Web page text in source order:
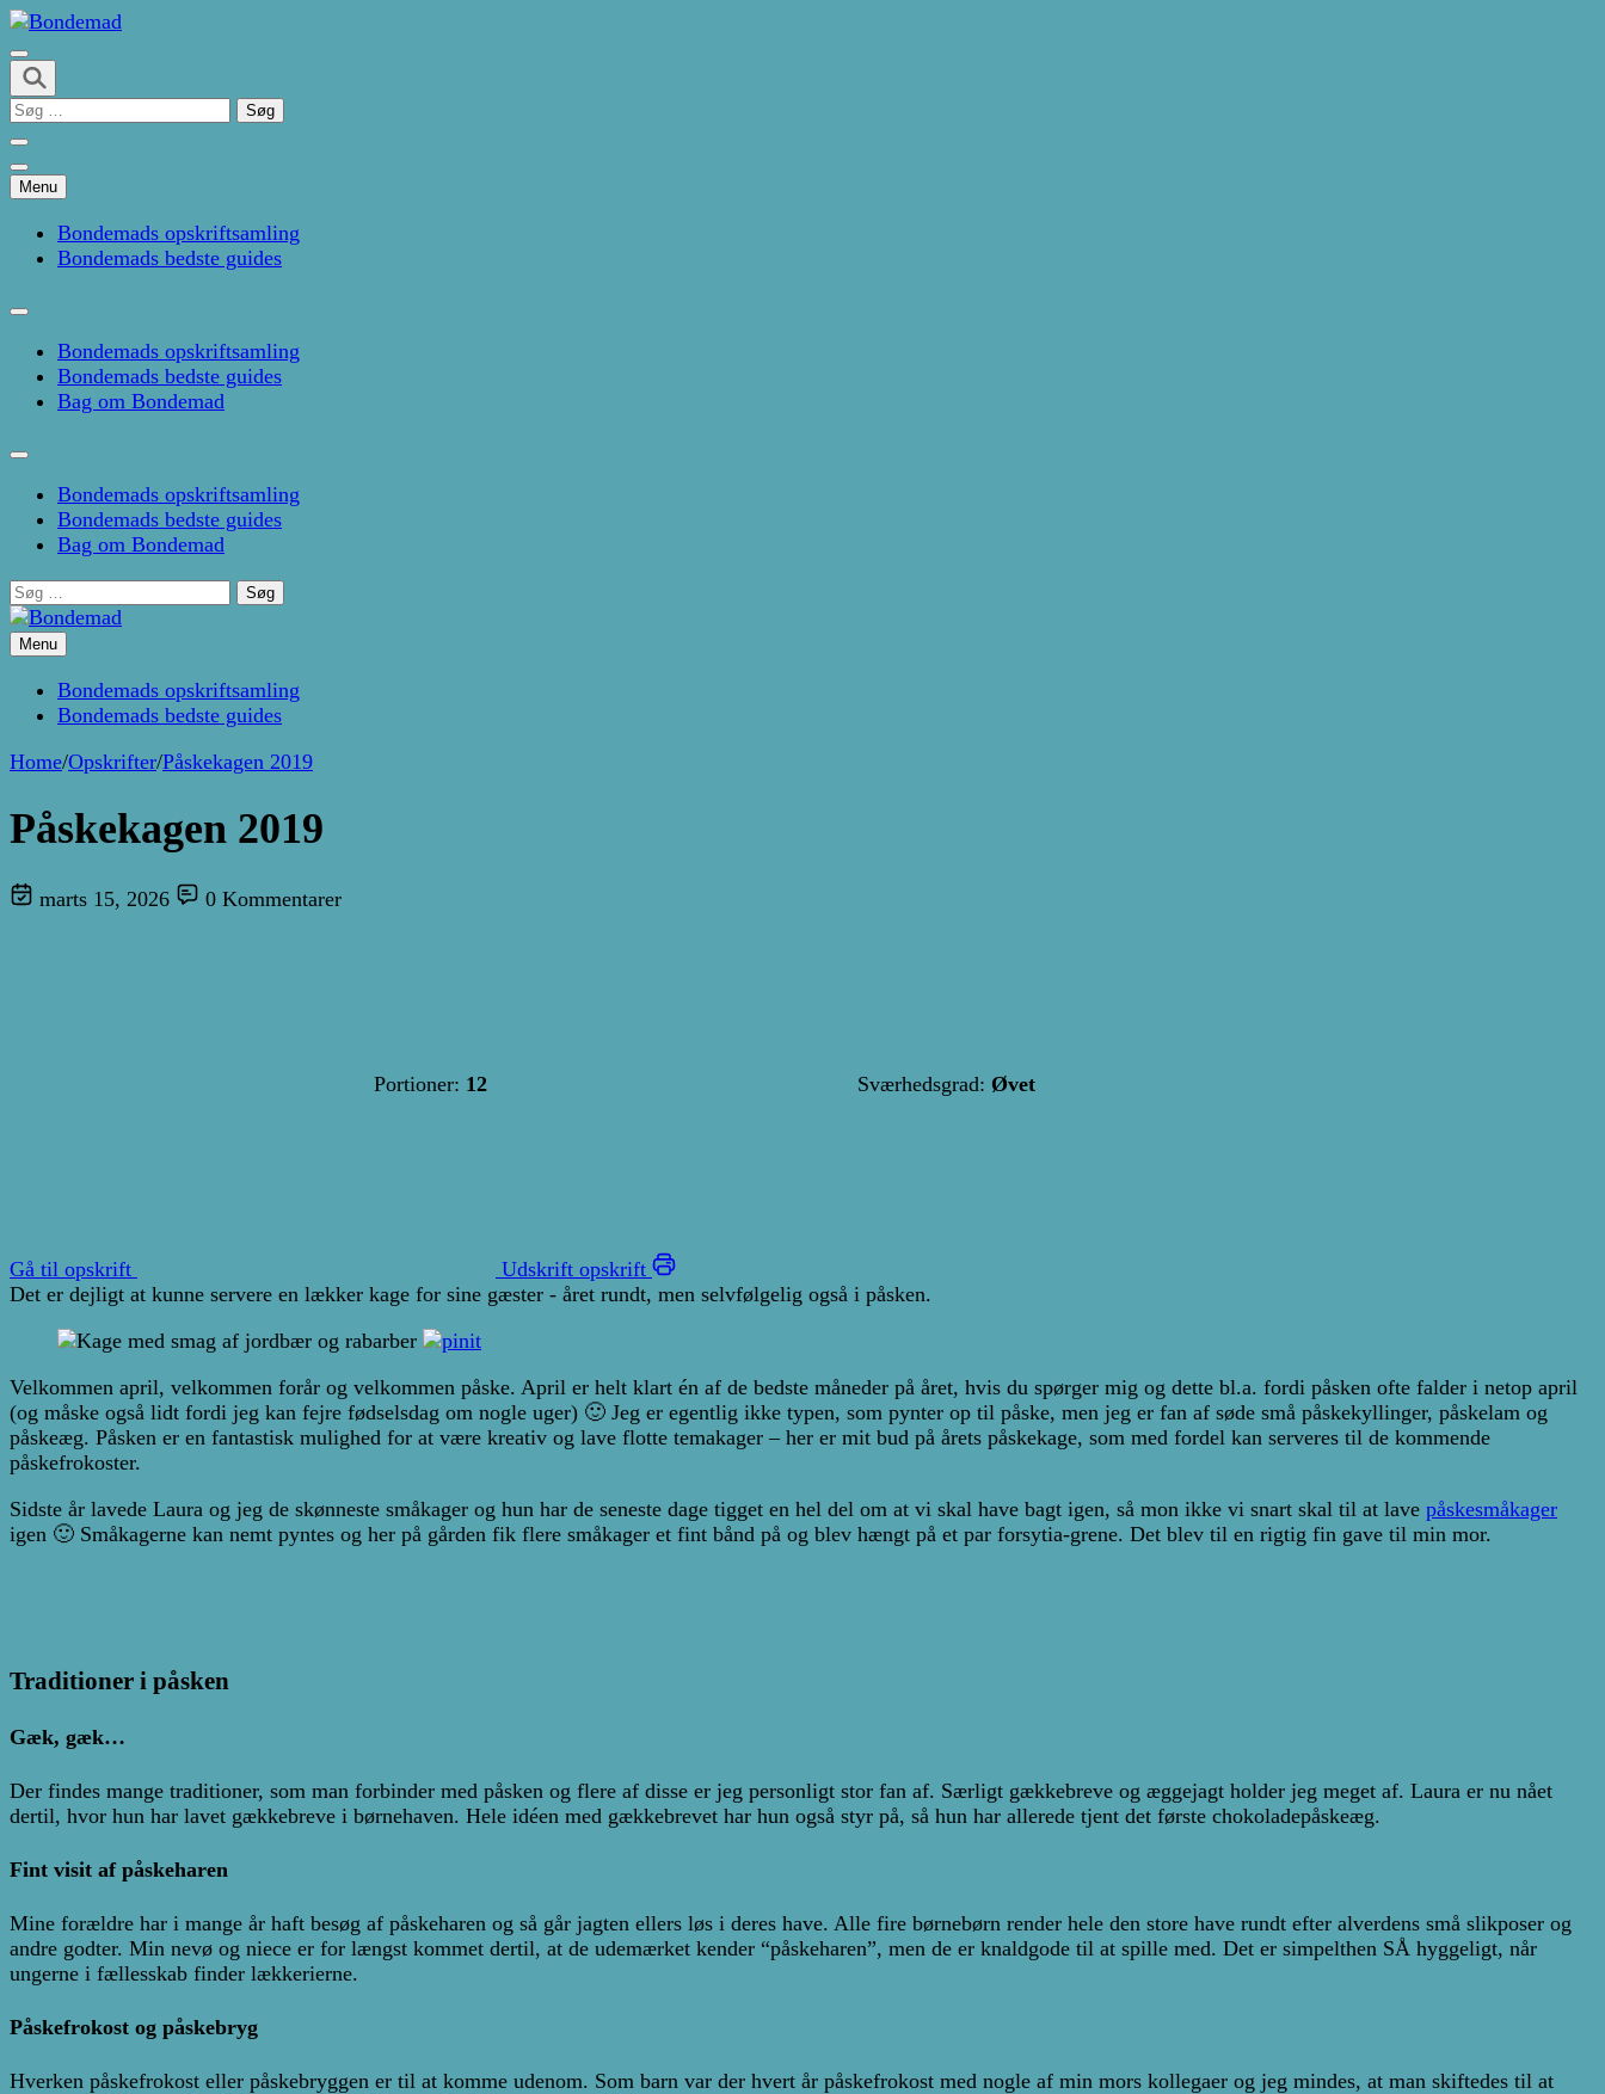
Skip
to
content
(Press
Enter)
Bondemad
Kage- og madblog af Pernille Janbæk
Søg
Menu
Bondemads opskriftsamling
Bondemads bedste guides
Bondemads opskriftsamling
Bondemads bedste guides
Bag om Bondemad
Bondemads opskriftsamling
Bondemads bedste guides
Bag om Bondemad
Søg
efter:
Bondemad
Kage- og madblog af Pernille Janbæk
Menu
Bondemads opskriftsamling
Bondemads bedste guides
Home/Opskrifter/Påskekagen 2019
Påskekagen 2019
marts 15, 2026 0 Kommentarer
Portioner: 12 Sværhedsgrad: Øvet
Gå til opskrift
Udskrift opskrift
Det er dejligt at kunne servere en lækker kage for sine gæster - året rundt, men selvfølgelig også i påsken.
Velkommen april, velkommen forår og velkommen påske. April er helt klart én af de bedste måneder på året, hvis du spørger mig og dette bl.a. fordi påsken ofte falder i netop april
(og måske også lidt fordi jeg kan fejre fødselsdag om nogle uger) 🙂 Jeg er egentlig ikke typen, som pynter op til påske, men jeg er fan af søde små påskekyllinger, påskelam og
påskeæg. Påsken er en fantastisk mulighed for at være kreativ og lave flotte temakager – her er mit bud på årets påskekage, som med fordel kan serveres til de kommende
påskefrokoster.
Sidste år lavede Laura og jeg de skønneste småkager og hun har de seneste dage tigget en hel del om at vi skal have bagt igen, så mon ikke vi snart skal til at lave påskesmåkager
igen 🙂 Småkagerne kan nemt pyntes og her på gården fik flere småkager et fint bånd på og blev hængt på et par forsytia-grene. Det blev til en rigtig fin gave til min mor.
Traditioner i påsken
Gæk, gæk…
Der findes mange traditioner, som man forbinder med påsken og flere af disse er jeg personligt stor fan af. Særligt gækkebreve og æggejagt holder jeg meget af. Laura er nu nået
dertil, hvor hun har lavet gækkebreve i børnehaven. Hele idéen med gækkebrevet har hun også styr på, så hun har allerede tjent det første chokoladepåskeæg.
Fint visit af påskeharen
Mine forældre har i mange år haft besøg af påskeharen og så går jagten ellers løs i deres have. Alle fire børnebørn render hele den store have rundt efter alverdens små slikposer og
andre godter. Min nevø og niece er for længst kommet dertil, at de udemærket kender “påskeharen”, men de er knaldgode til at spille med. Det er simpelthen SÅ hyggeligt, når
ungerne i fællesskab finder lækkerierne.
Påskefrokost og påskebryg
Hverken påskefrokost eller påskebryggen er til at komme udenom. Som barn var der hvert år påskefrokost med nogle af min mors kollegaer og jeg mindes, at man skiftedes til at